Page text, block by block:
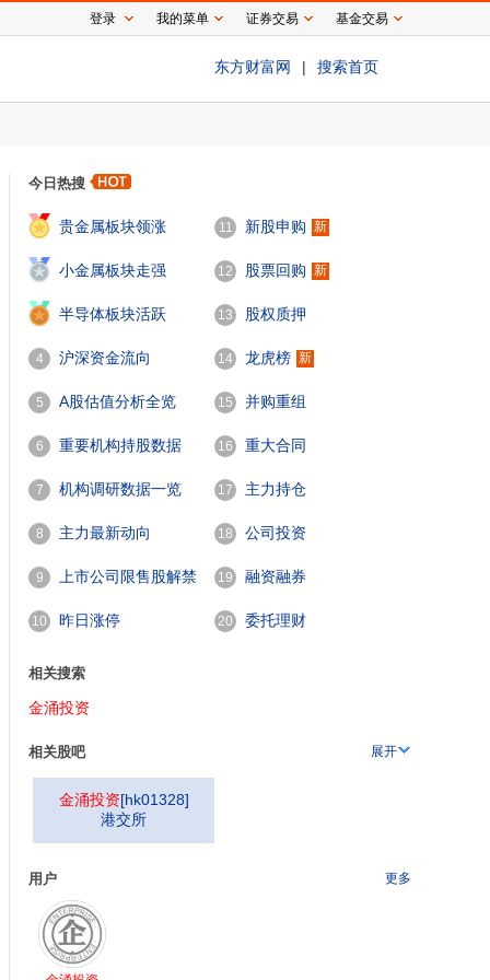
东方财富网 | 搜索首页
今日热搜
贵金属板块领涨
2
小金属板块走强
3
半导体板块活跃
4 沪深资金流向
5 A股估值分析全览
6 重要机构持股数据
7 机构调研数据一览
8 主力最新动向
9 上市公司限售股解禁
一览
10 昨日涨停
11 新股申购 新
12 股票回购 新
13 股权质押
14 龙虎榜 新
15 并购重组
16 重大合同
17 主力持仓
18 公司投资
19 融资融券
20 委托理财
相关搜索
金涌投资
相关股吧 展开
金涌投资[hk01328]
港交所
用户 更多
登录 我的菜单 证券交易 基金交易